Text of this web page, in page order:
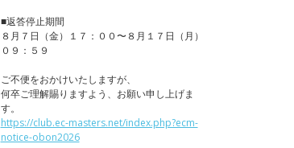
■返答停止期間
８月７日（金）１７：００〜８月１７日（月）
０９：５９
ご不便をおかけいたしますが、
何卒ご理解賜りますよう、お願い申し上げま
す。
https://club.ec-masters.net/index.php?ecm-
notice-obon2026